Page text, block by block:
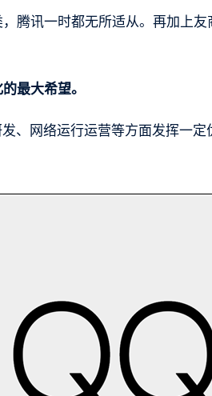
腾讯一时都无所适从。再加上友
最大希望。
、网络运行运营等方面发挥一